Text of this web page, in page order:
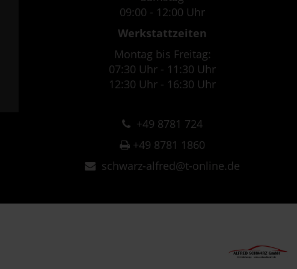
09:00 - 12:00 Uhr
Werkstattzeiten
Montag bis Freitag:
07:30 Uhr - 11:30 Uhr
12:30 Uhr - 16:30 Uhr
+49 8781 724
+49 8781 1860
schwarz-alfred@t-online.de